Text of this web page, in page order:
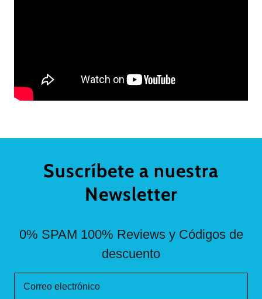
Suscríbete a nuestra
Newsletter
0% SPAM 100% Reviews y Códigos de
descuento
Correo electrónico